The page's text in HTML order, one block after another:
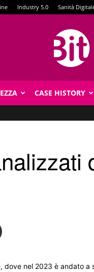
Industry 5.0 Sanità
CASE HISTORY
nel 2023 è andato a